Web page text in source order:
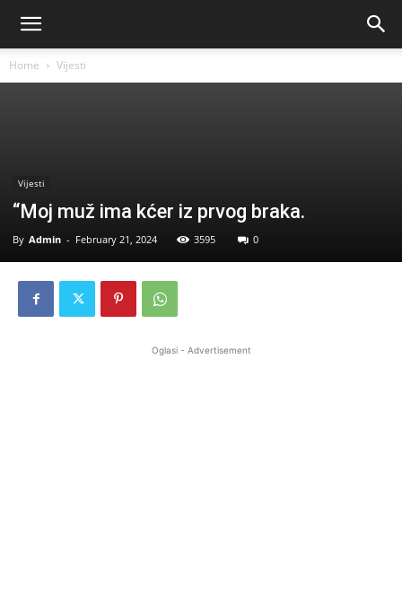
Home Vijesti
Vijesti
“Moj muž ima kćer iz prvog braka.
By Admin - February 21, 2024 3595 0
Oglasi - Advertisement